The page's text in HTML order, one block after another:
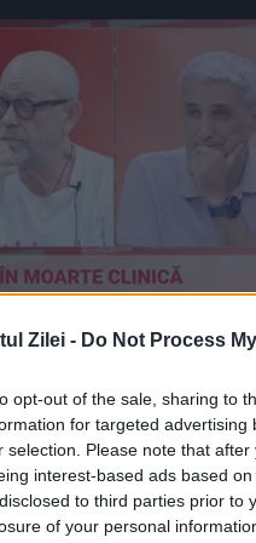
Zilei - Do Not Process
opt-out of the sale, sharing to
for targeted
selection. Please note that
interest-based ads based
to third parties prior to
of your personal
că nu va
să îl ia.